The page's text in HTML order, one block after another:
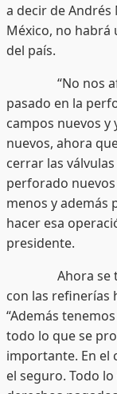
a decir de
México, no habrá
del país.
“No nos
pasado en la
campos nuevos y
nuevos, ahora
cerrar las
perforado
menos y además
hacer esa
presidente.
Ahora se
con las refinerías
“Además
todo lo que se
importante. En el
el seguro. Todo